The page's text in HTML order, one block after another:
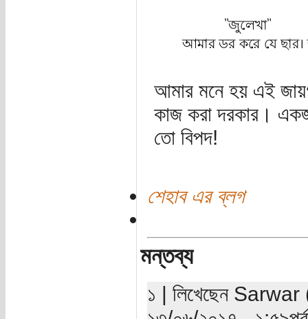
আমার মনে হয় এই
কাজ করা দরকার।
তো বিপদ!
শেহাব এর ব্লগ
মন্তব্য
১ | লিখেছেন Sarwar